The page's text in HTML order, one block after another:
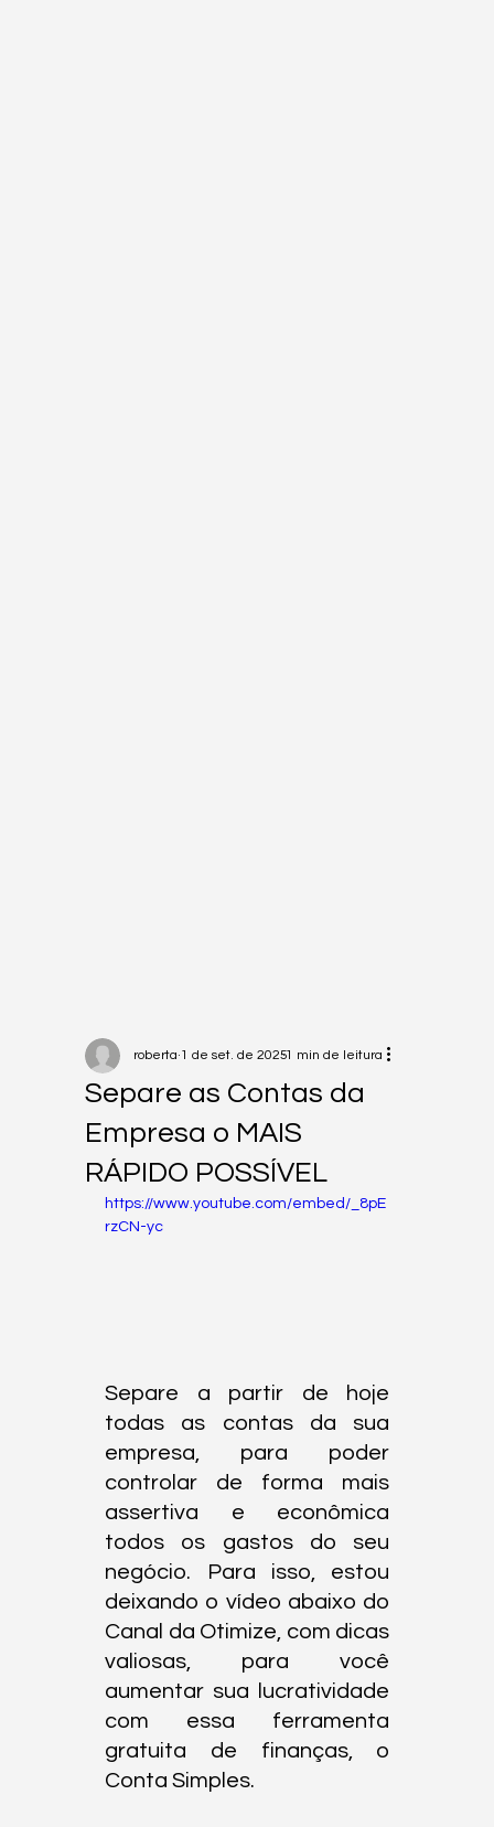
Separe as Contas da
Empresa o MAIS
RÁPIDO POSSÍVEL
roberta 1 de set. de 20251 min de leitura
https://www.youtube.com/embed/_8pE
rzCN-yc
Separe a partir de hoje
todas as contas da sua
empresa, para poder
controlar de forma mais
assertiva e econômica
todos os gastos do seu
negócio. Para isso, estou
deixando o vídeo abaixo do
Canal da Otimize, com dicas
valiosas, para você
aumentar sua lucratividade
com essa ferramenta
gratuita de finanças, o
Conta Simples.